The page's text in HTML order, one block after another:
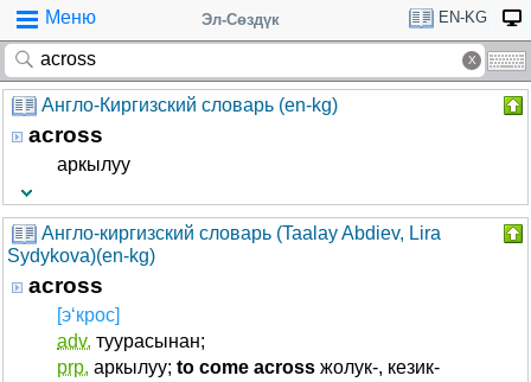
Меню Эл-Сөздүк EN-KG
Англо-Киргизский словарь (en-kg)
across
аркылуу
Англо-киргизский словарь (Taalay Abdiev, Lira
Sydykova)(en-kg)
across
[э‘крос]
adv. туурасынан;
prp. аркылуу; to come across жолук-, кезик-